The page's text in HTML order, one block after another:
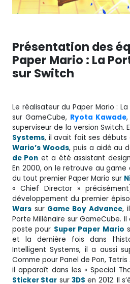
Présentation des
Paper Mario : La
sur Switch
Le réalisateur du Paper Mario :
sur GameCube, Ryota Kawade
superviseur de la version Switch.
Systems, il avait fait ses débuts
Wario’s Woods, puis a aidé au
de Pon et a été assistant
En 2000, on le retrouve au
du tout premier Paper Mario sur
« Chief Director »
développement du premier
Wars sur Game Boy Advance,
Porte Millénaire sur GameCube.
poste pour Super Paper Mario
et la dernière fois dans
Intelligent Systems, il a aussi
Comme pour Panel de Pon,
il apparaît dans les « Special
Sticker Star sur 3DS en 2012. Il